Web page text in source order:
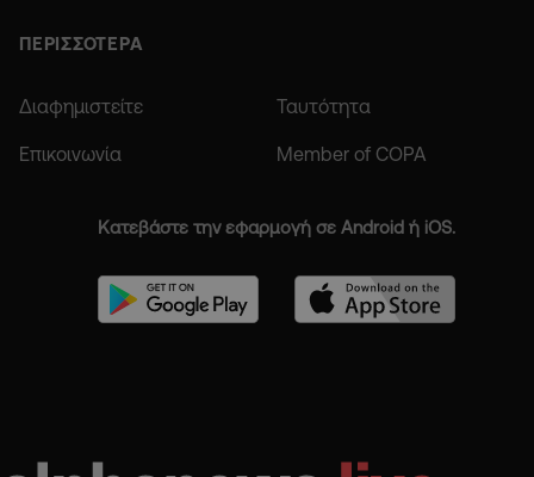
ΠΕΡΙΣΣΟΤΕΡΑ
Διαφημιστείτε Ταυτότητα
Επικοινωνία Member of COPA
Κατεβάστε την εφαρμογή σε Android ή iOS.